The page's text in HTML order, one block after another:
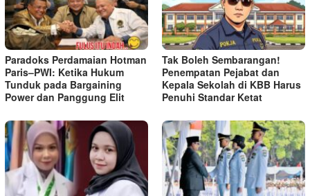
Paradoks Perdamaian Hotman
Paris–PWI: Ketika Hukum
Tunduk pada Bargaining
Power dan Panggung Elit
Tak Boleh Sembarangan!
Penempatan Pejabat dan
Kepala Sekolah di KBB Harus
Penuhi Standar Ketat ​